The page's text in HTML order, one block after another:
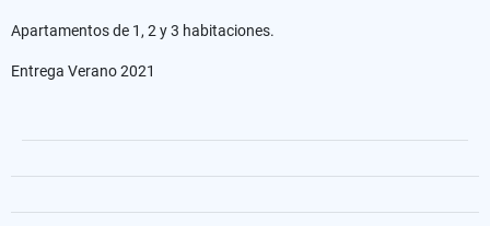
Apartamentos de 1, 2 y 3 habitaciones.
Entrega Verano 2021